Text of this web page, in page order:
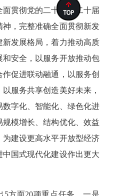
面贯彻党的二十大和二十届
神，完整准确全面贯彻新发
新发展格局，着力推动高质
和安全，以服务开放推动包
促进联动融通，以服务创
服务共享创造美好未来，
数字化、智能化、绿色化进
模增长、结构优化、效益
为建设更高水平开放型经济
中国式现代化建设作出更大
5方面20项重点任务。一是